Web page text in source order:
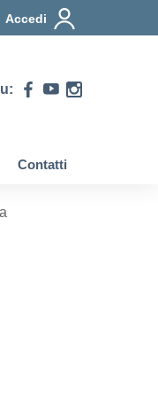
Accedi
Contatti